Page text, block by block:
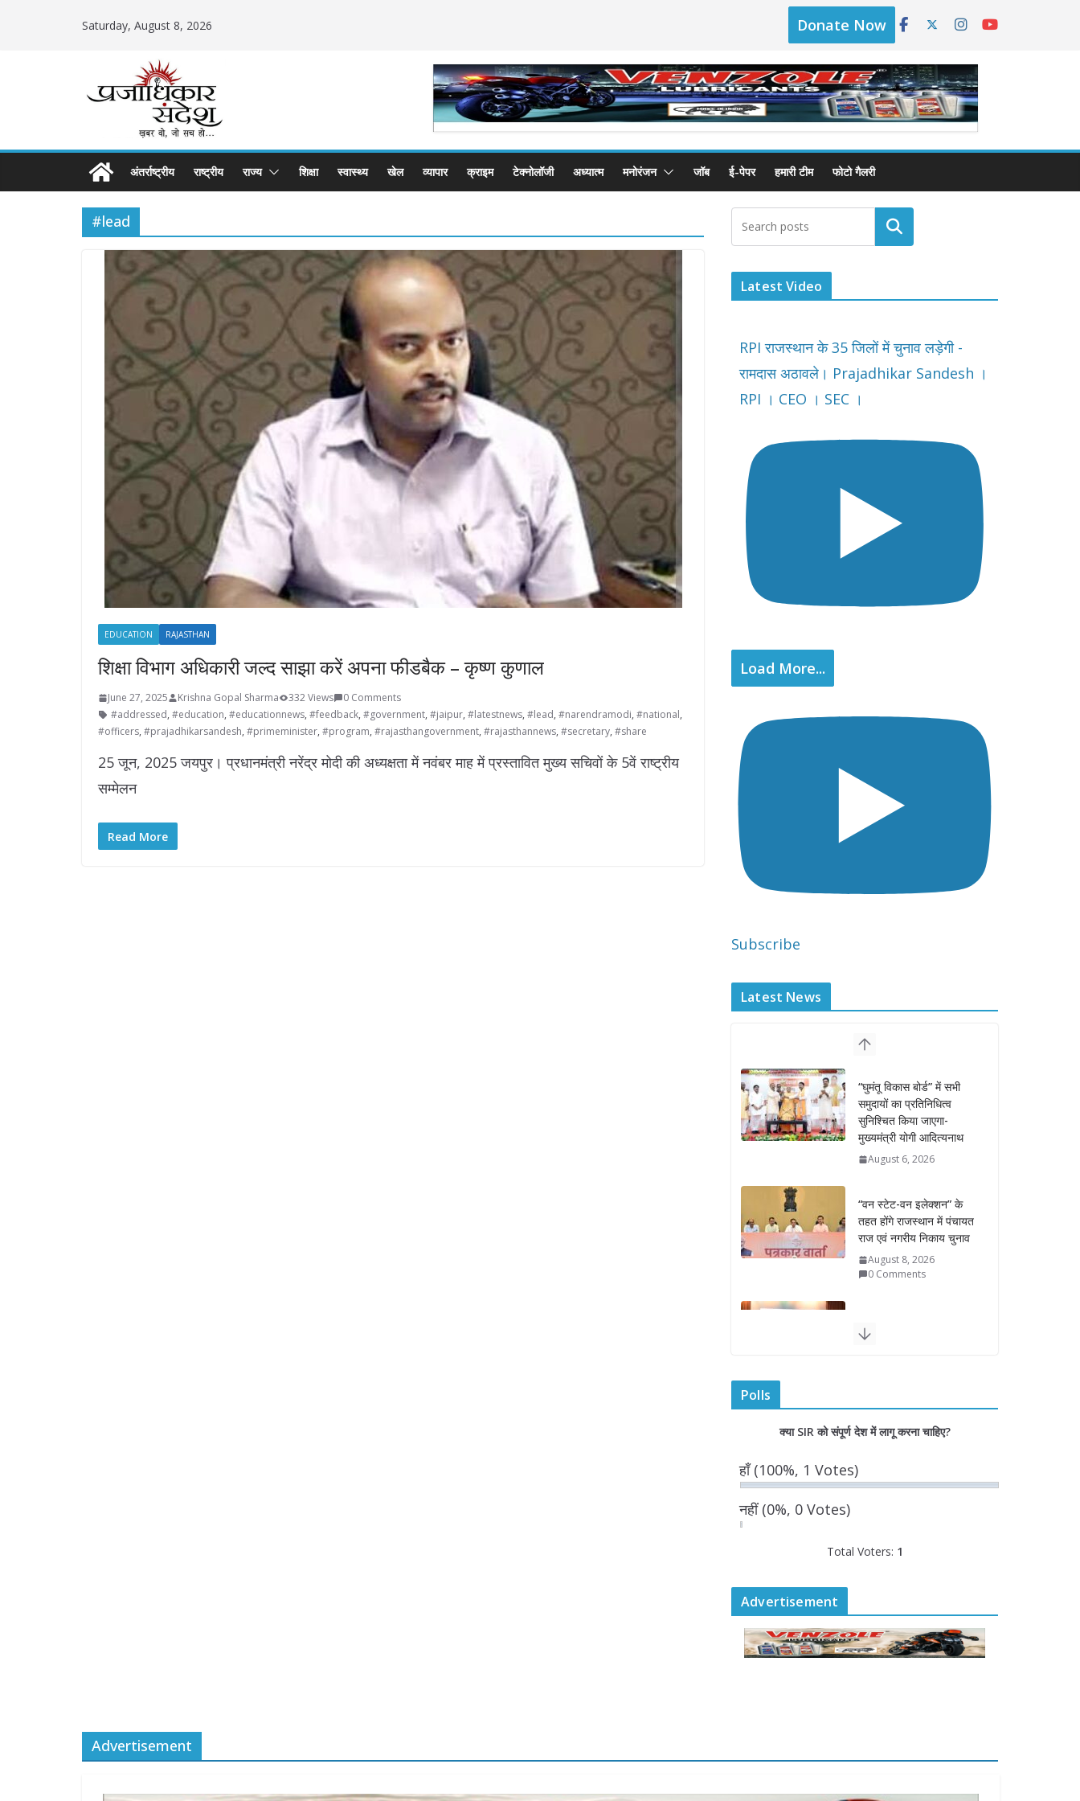
Saturday, August 8, 2026 Donate Now
अंतर्राष्ट्रीय राष्ट्रीय राज्य शिक्षा स्वास्थ्य खेल व्यापार क्राइम टेक्नोलॉजी अध्यात्म मनोरंजन जॉब ई-पेपर हमारी टीम फोटो गैलरी
#lead
EDUCATION RAJASTHAN
शिक्षा विभाग अधिकारी जल्द साझा करें अपना फीडबैक – कृष्ण कुणाल
June 27, 2025 Krishna Gopal Sharma 332 Views
0 Comments
#addressed, #education, #educationnews, #feedback, #government, #jaipur, #latestnews, #lead, #narendramodi, #national,
#officers, #prajadhikarsandesh, #primeminister, #program, #rajasthangovernment, #rajasthannews, #secretary, #share
25 जून, 2025 जयपुर। प्रधानमंत्री नरेंद्र मोदी की अध्यक्षता में नवंबर माह में प्रस्तावित मुख्य सचिवों के 5वें राष्ट्रीय
सम्मेलन
Read More
Latest Video
RPI राजस्थान के 35 जिलों में चुनाव लड़ेगी -
रामदास अठावले। Prajadhikar Sandesh ।
RPI । CEO । SEC ।
Load More...
Subscribe
Latest News
“वन स्टेट-वन इलेक्शन” के
तहत होंगे राजस्थान में पंचायत
राज एवं नगरीय निकाय चुनाव
August 8, 2026
0 Comments
राज्यपाल ने हथकरघा दिवस
पर घुमंतू जनजाति महिलाओं
को किया सम्मानित
August 7, 2026
August 7, 2026
August 7, 2026
मुख्यमंत्री योगी आदित्यनाथ
Polls
क्या SIR को संपूर्ण देश में लागू करना चाहिए?
हाँ(100%, 1 Votes)
नहीं(0%, 0 Votes)
Total Voters: 1
Advertisement
Advertisement